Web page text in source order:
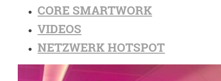
CORE SMARTWORK
VIDEOS
NETZWERK HOTSPOT